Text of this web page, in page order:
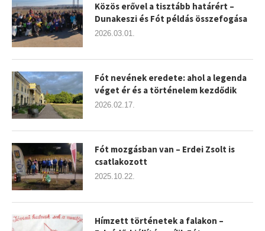
Közös erővel a tisztább határért –
Dunakeszi és Fót példás összefogása
2026.03.01.
Fót nevének eredete: ahol a legenda
véget ér és a történelem kezdődik
2026.02.17.
Fót mozgásban van – Erdei Zsolt is
csatlakozott
2025.10.22.
Hímzett történetek a falakon –